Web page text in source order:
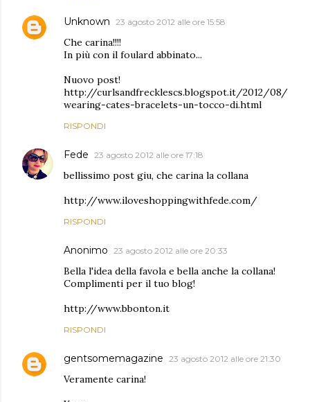
Unknown 23 agosto 2012 alle ore 15:58
Che carina!!!!
In più con il foulard abbinato...
Nuovo post!
http://curlsandfrecklescs.blogspot.it/2012/08/
wearing-cates-bracelets-un-tocco-di.html
RISPONDI
Fede 23 agosto 2012 alle ore 17:18
bellissimo post giu, che carina la collana
http://www.iloveshoppingwithfede.com/
RISPONDI
Anonimo 23 agosto 2012 alle ore 20:33
Bella l'idea della favola e bella anche la collana!
Complimenti per il tuo blog!
http://www.bbonton.it
RISPONDI
gentsomemagazine 23 agosto 2012 alle ore 21:30
Veramente carina!